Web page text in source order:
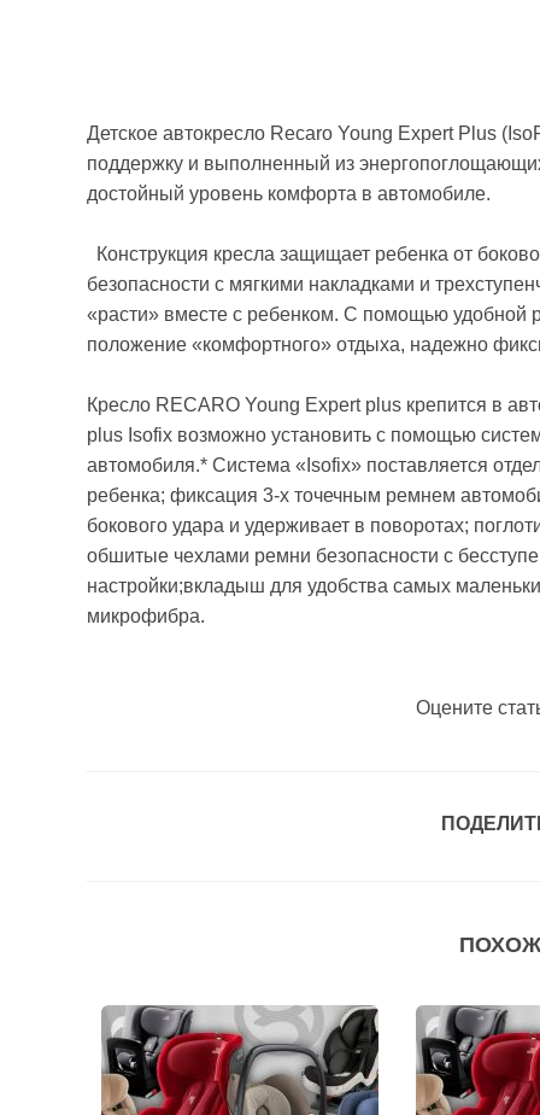
Детское автокресло Recaro Young Expert Plus
поддержку и выполненный из
достойный уровень комфорта в автомобиле.
Конструкция кресла защищает ребенка от
безопасности с мягкими накладками и
«расти» вместе с ребенком. С помощью удобной
положение «комфортного» отдыха, надежно
Кресло RECARO Young Expert plus крепится в
plus Isofix возможно установить с помощью
автомобиля.* Система «Isofix» поставляется
ребенка; фиксация 3-х точечным ремнем
бокового удара и удерживает в поворотах;
обшитые чехлами ремни безопасности с
настройки;вкладыш для удобства самых
микрофибра.
Оцените